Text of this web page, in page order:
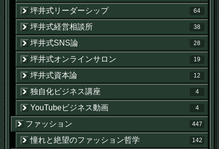
坪井式リーダーシップ 64
坪井式経営相談所 38
坪井式SNS論 28
坪井式オンラインサロン 19
坪井式資本論 12
独自化ビジネス講座 4
YouTubeビジネス動画 4
ファッション 447
憧れと絶望のファッション哲学 142